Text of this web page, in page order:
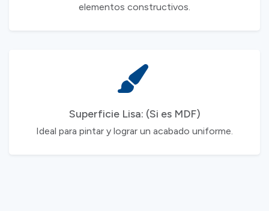
elementos constructivos.
Superficie Lisa: (Si es MDF)
Ideal para pintar y lograr un acabado uniforme.